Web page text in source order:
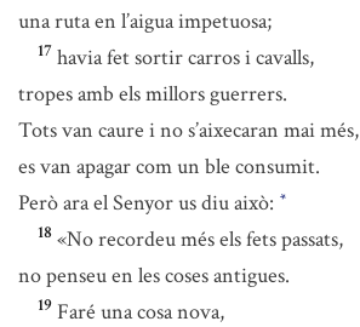
una ruta en l’aigua impetuosa;
17 havia fet sortir carros i cavalls,
tropes amb els millors guerrers.
Tots van caure i no s’aixecaran mai més,
es van apagar com un ble consumit.
Però ara el Senyor us diu això: *
18 «No recordeu més els fets passats,
no penseu en les coses antigues.
19 Faré una cosa nova,